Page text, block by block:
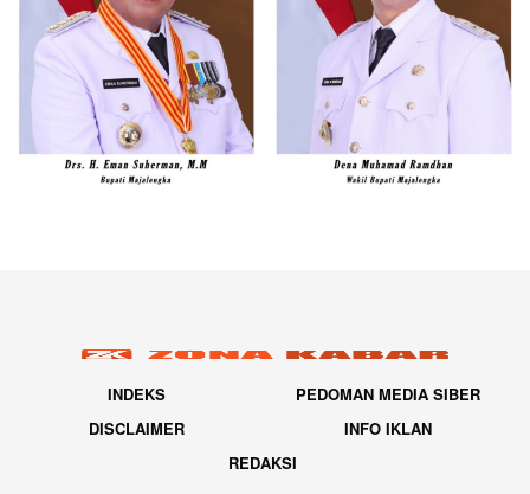
INDEKS
PEDOMAN MEDIA SIBER
DISCLAIMER
INFO IKLAN
REDAKSI